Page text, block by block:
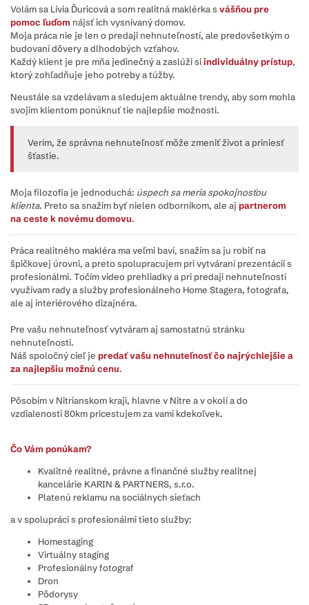
Volám sa Lívia Ďuricová a som realitná maklérka s vášňou pre
pomoc ľuďom nájsť ich vysnívaný domov.
Moja práca nie je len o predaji nehnuteľností, ale predovšetkým o
budovaní dôvery a dlhodobých vzťahov.
Každý klient je pre mňa jedinečný a zaslúži siindividuálny prístup,
ktorý zohľadňuje jeho potreby a túžby.
Neustále sa vzdelávam a sledujem aktuálne trendy, aby som mohla
svojim klientom ponúknuť tie najlepšie možnosti.
Verím, že správna nehnuteľnosť môže zmeniť život a priniesť
šťastie.
Moja filozofia je jednoduchá: úspech sa meria spokojnosťou
klienta. Preto sa snažím byť nielen odborníkom, ale aj partnerom
na ceste k novému domovu.
Práca realitného makléra ma veľmi baví, snažím sa ju robiť na
špičkovej úrovni, a preto spolupracujem pri vytváraní prezentácií s
profesionálmi. Točím video prehliadky a pri predaji nehnuteľností
využívam rady a služby profesionálneho Home Stagera, fotografa,
ale aj interiérového dizajnéra.
Pre vašu nehnuteľnosť vytváram aj samostatnú stránku
nehnuteľnosti.
Náš spoločný cieľ je predať vašu nehnuteľnosť čo najrýchlejšie a
za najlepšiu možnú cenu.
Pôsobím v Nitrianskom kraji, hlavne v Nitre a v okolí a do
vzdialenosti 80km pricestujem za vami kdekoľvek.
Čo Vám ponúkam?
Kvalitné realitné, právne a finančné služby realitnej
kancelárie KARIN & PARTNERS, s.r.o.
Platenú reklamu na sociálnych sieťach
a v spolupráci s profesionálmi tieto služby:
Homestaging
Virtuálny staging
Profesionálny fotograf
Dron
Pôdorysy